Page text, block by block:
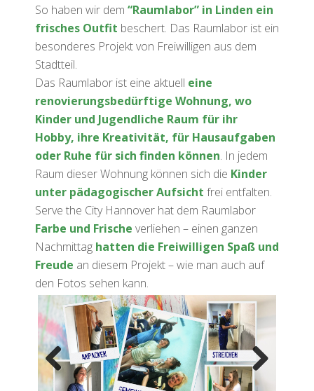
So haben wir dem “Raumlabor” in Linden ein
frisches Outfit beschert. Das Raumlabor ist ein
besonderes Projekt von Freiwilligen aus dem
Stadtteil.
Das Raumlabor ist eine aktuell eine
renovierungsbedürftige Wohnung, wo
Kinder und Jugendliche Raum für ihr
Hobby, ihre Kreativität, für Hausaufgaben
oder Ruhe für sich finden können. In jedem
Raum dieser Wohnung können sich die Kinder
unter pädagogischer Aufsicht frei entfalten.
Serve the City Hannover hat dem Raumlabor
Farbe und Frische verliehen – einen ganzen
Nachmittag hatten die Freiwilligen Spaß und
Freude an diesem Projekt – wie man auch auf
den Fotos sehen kann.
Previ Next